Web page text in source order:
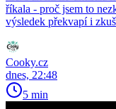
říkala - proč jsem to
výsledek překvapí i
Cooky.cz
dnes, 22:48
5 min